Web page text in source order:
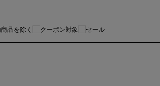
品を除く クーポン対象 セール